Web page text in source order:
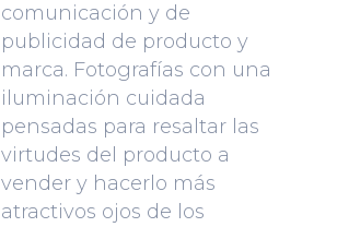
comunicación y de
publicidad de producto y
marca. Fotografías con una
iluminación cuidada
pensadas para resaltar las
virtudes del producto a
vender y hacerlo más
atractivos ojos de los